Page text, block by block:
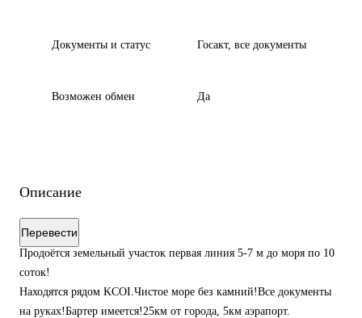
Документы и статус Госакт, все документы
Возможен обмен Да
Описание
Перевести
Продоётся земельный участок первая линия 5-7 м до моря по 10
соток!
Находятся рядом KCOI.Чистое море без камний!Все документы
на руках!Бартер имеется!25км от города, 5км аэрапорт.